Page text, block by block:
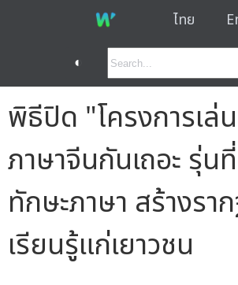
ไทย
◐
พิธีปิด "โครงการเล่
ภาษาจีนกันเถอะ รุ่น
ทักษะภาษา สร้างรา
เรียนรู้แก่เยาวชน